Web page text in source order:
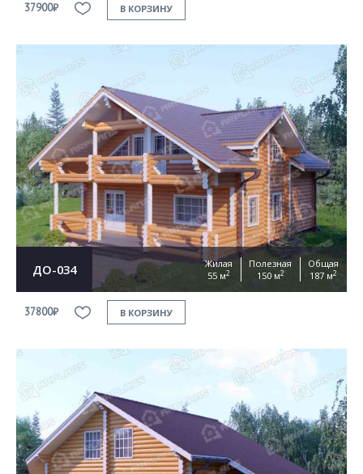
37900₽ В КОРЗИНУ
ДО-034
Жилая
55 м2
Полезная
150 м2
Общая
187 м2
37800₽ В КОРЗИНУ